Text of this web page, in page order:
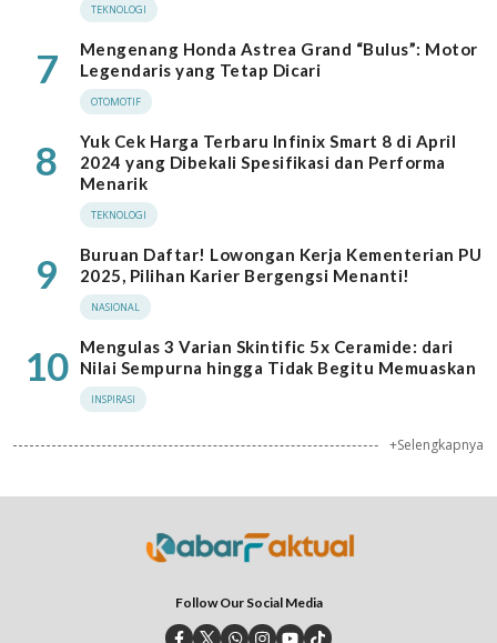
TEKNOLOGI
7
Mengenang Honda Astrea Grand “Bulus”: Motor
Legendaris yang Tetap Dicari
OTOMOTIF
8
Yuk Cek Harga Terbaru Infinix Smart 8 di April
2024 yang Dibekali Spesifikasi dan Performa
Menarik
TEKNOLOGI
9
Buruan Daftar! Lowongan Kerja Kementerian PU
2025, Pilihan Karier Bergengsi Menanti!
NASIONAL
10
Mengulas 3 Varian Skintific 5x Ceramide: dari
Nilai Sempurna hingga Tidak Begitu Memuaskan
INSPIRASI
+Selengkapnya
Follow Our Social Media